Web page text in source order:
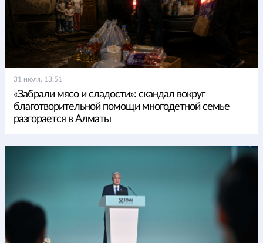
31 июля, 13:51
«Забрали мясо и сладости»: скандал вокруг
благотворительной помощи многодетной семье
разгорается в Алматы